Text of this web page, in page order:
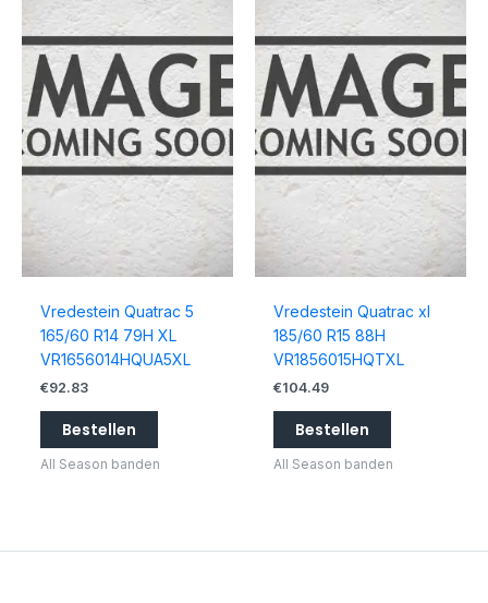
Vredestein Quatrac 5
165/60 R14 79H XL
VR1656014HQUA5XL
€92.83
Bestellen
All Season banden
Vredestein Quatrac xl
185/60 R15 88H
VR1856015HQTXL
€104.49
Bestellen
All Season banden